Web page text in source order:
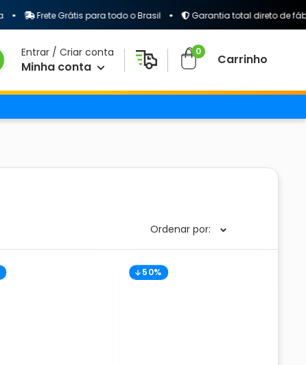
Frete Grátis para todo o Brasil Garantia total direto de fábrica
Entrar / Criar conta
Minha conta
0
Carrinho
Ordenar por:
50%